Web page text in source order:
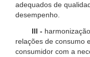
adequados de
desempenho.
III -
relações de consumo
consumidor com a